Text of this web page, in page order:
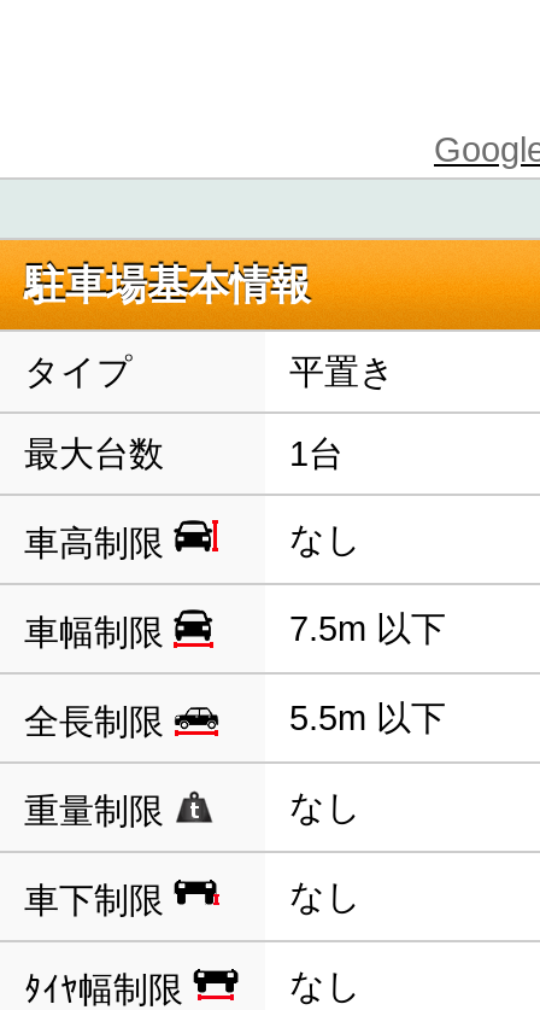
駐車場基本情報
タイプ 平置き
最大台数 1台
車高制限 なし
車幅制限 7.5m 以下
全長制限 5.5m 以下
重量制限 なし
車下制限 なし
ﾀｲﾔ幅制限 なし